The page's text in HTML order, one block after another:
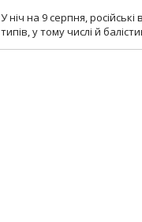
У ніч на 9 серпня,
типів, у тому числі й